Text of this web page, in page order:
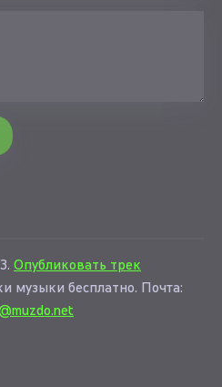
Опубликовать трек
музыки бесплатно. Почта: